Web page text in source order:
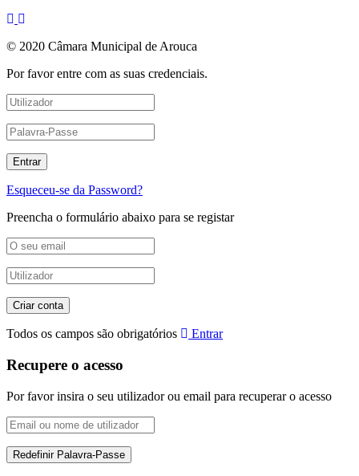
© 2020 Câmara Municipal de Arouca
Por favor entre com as suas credenciais.
Esqueceu-se da Password?
Preencha o formulário abaixo para se registar
Todos os campos são obrigatórios Entrar
Recupere o acesso
Por favor insira o seu utilizador ou email para recuperar o acesso